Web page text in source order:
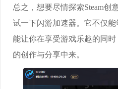
总之，想要尽情探索Steam创
试一下闪游加速器。它不仅
能让你在享受游戏乐趣的同
的创作与分享中来。